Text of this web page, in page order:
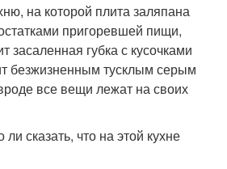
на которой плита заляпана
пригоревшей пищи,
засаленная губка с кусочками
безжизненным тусклым серым
все вещи лежат на своих
сказать, что на этой кухне